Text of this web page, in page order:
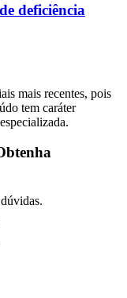
deficiência
mais recentes, pois
tem caráter